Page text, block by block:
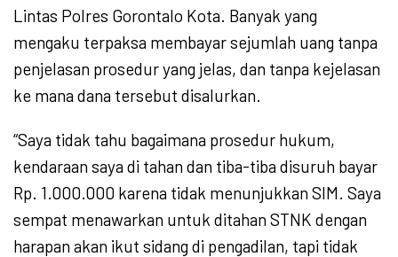
Lintas Polres Gorontalo Kota. Banyak yang
mengaku terpaksa membayar sejumlah uang tanpa
penjelasan prosedur yang jelas, dan tanpa kejelasan
ke mana dana tersebut disalurkan.
“Saya tidak tahu bagaimana prosedur hukum,
kendaraan saya di tahan dan tiba-tiba disuruh bayar
Rp. 1.000.000 karena tidak menunjukkan SIM. Saya
sempat menawarkan untuk ditahan STNK dengan
harapan akan ikut sidang di pengadilan, tapi tidak